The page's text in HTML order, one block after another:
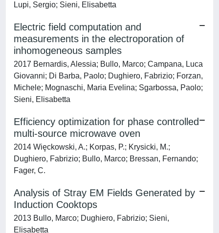
Lupi, Sergio; Sieni, Elisabetta
Electric field computation and
measurements in the electroporation of
inhomogeneous samples
2017 Bernardis, Alessia; Bullo, Marco; Campana, Luca
Giovanni; Di Barba, Paolo; Dughiero, Fabrizio; Forzan,
Michele; Mognaschi, Maria Evelina; Sgarbossa, Paolo;
Sieni, Elisabetta
Efficiency optimization for phase controlled
multi-source microwave oven
2014 Wiȩckowski, A.; Korpas, P.; Krysicki, M.;
Dughiero, Fabrizio; Bullo, Marco; Bressan, Fernando;
Fager, C.
Analysis of Stray EM Fields Generated by
Induction Cooktops
2013 Bullo, Marco; Dughiero, Fabrizio; Sieni,
Elisabetta